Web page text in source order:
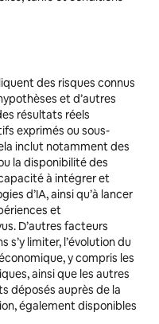
des risques connus
et d’autres
résultats réels
exprimés ou sous-
inclut notamment des
la disponibilité des
à intégrer et
d’IA, ainsi qu’à lancer
et
D’autres facteurs
limiter, l’évolution du
y compris les
ainsi que les autres
déposés auprès de la
également disponibles